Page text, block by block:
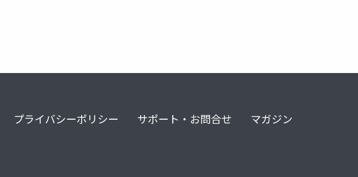
プライバシーポリシー サポート・お問合せ マガジン